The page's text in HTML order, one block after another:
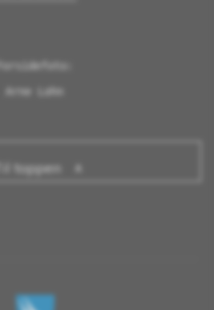
Forsidefoto:
Arne Lohn
Til toppen